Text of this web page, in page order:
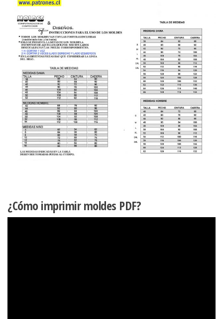
¿Cómo imprimir moldes PDF?